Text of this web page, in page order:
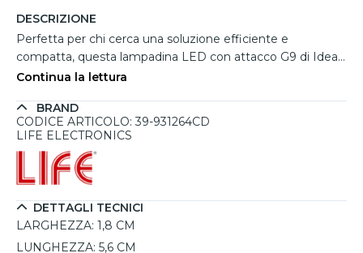
DESCRIZIONE
Perfetta per chi cerca una soluzione efficiente e
compatta, questa lampadina LED con attacco G9 di Ideal
Lux offre un’illuminazione ottimale per spazi ristretti come
3000K e un angolo di illuminazione di 300°, è ideale per
coprire aree fino a 3 metri quadrati, garantendo uniformità
tradizionale lampadina alogena da 40W, unita alla funzione
dimmerabile, permette di personalizzare l’intensità
luminosa secondo le necessità. Realizzata per durare a
lungo, fino a 15.000 ore, questa lampadina assicura un
notevole risparmio energetico e una luce di qualità con
Continua la lettura
BRAND
CODICE ARTICOLO: 39-931264CD
LIFE ELECTRONICS
DETTAGLI TECNICI
LARGHEZZA: 1,8 CM
LUNGHEZZA: 5,6 CM